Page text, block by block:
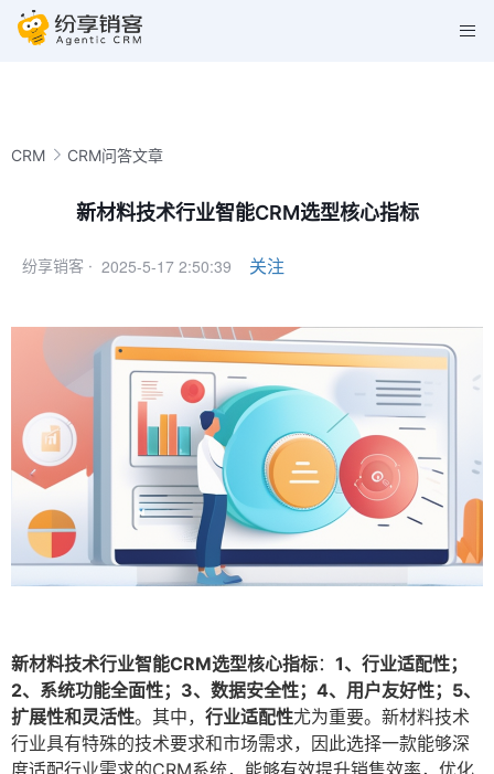
CRM CRM问答文章
新材料技术行业智能CRM选型核心指标
纷享销客 · 2025-5-17 2:50:39 关注
新材料技术行业智能CRM选型核心指标： 1、行业适配性；
2、系统功能全面性；3、数据安全性；4、用户友好性；5、
扩展性和灵活性。其中， 行业适配性尤为重要。新材料技术
行业具有特殊的技术要求和市场需求，因此选择一款能够深